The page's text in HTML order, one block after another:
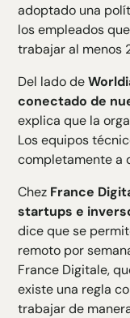
adoptado una
los empleados
trabajar al menos
Del lado de
conectado de
explica que la
Los equipos
completamente a
Chez France
startups e
dice que se
remoto por
France Digitale,
existe una regla
trabajar de